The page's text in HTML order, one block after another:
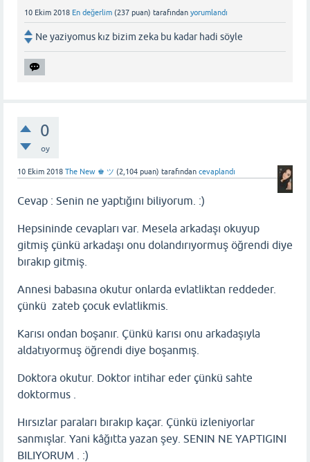
10 Ekim 2018 En değerlim (237 puan) tarafından yorumlandı
Ne yaziyomus kız bizim zeka bu kadar hadi söyle
0
oy
10 Ekim 2018 The New ♚ ツ (2,104 puan) tarafından cevaplandı
Cevap : Senin ne yaptığını biliyorum. :)
Hepsininde cevapları var. Mesela arkadaşı okuyup
gitmiş çünkü arkadaşı onu dolandırıyormuş öğrendi diye
bırakıp gitmiş.
Annesi babasına okutur onlarda evlatliktan reddeder.
çünkü zateb çocuk evlatlikmis.
Karısı ondan boşanır. Çünkü karısı onu arkadaşıyla
aldatıyormuş öğrendi diye boşanmış.
Doktora okutur. Doktor intihar eder çünkü sahte
doktormus .
Hırsızlar paraları bırakıp kaçar. Çünkü izleniyorlar
sanmışlar. Yani kâğıtta yazan şey. SENIN NE YAPTIGINI
BILIYORUM . :)